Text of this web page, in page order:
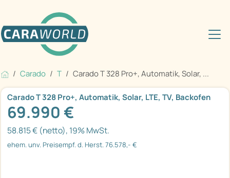
Carado T Carado T 328 Pro+, Automatik, Solar, ...
Carado T 328 Pro+, Automatik, Solar, LTE, TV, Backofen
69.990 €
58.815 € (netto), 19% MwSt.
ehem. unv. Preisempf. d. Herst. 76.578,- €